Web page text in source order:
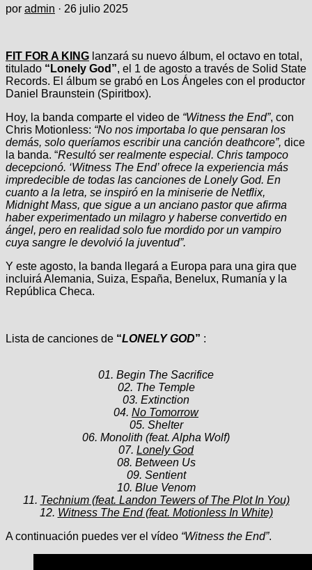
por admin · 26 julio 2025
FIT FOR A KING lanzará su nuevo álbum, el octavo en total,
titulado “Lonely God”, el 1 de agosto a través de Solid State
Records. El álbum se grabó en Los Ángeles con el productor
Daniel Braunstein (Spiritbox).
Hoy, la banda comparte el video de “Witness the End”, con
Chris Motionless: “No nos importaba lo que pensaran los
demás, solo queríamos escribir una canción deathcore”, dice
la banda. “Resultó ser realmente especial. Chris tampoco
decepcionó. ‘Witness The End’ ofrece la experiencia más
impredecible de todas las canciones de Lonely God. En
cuanto a la letra, se inspiró en la miniserie de Netflix,
Midnight Mass, que sigue a un anciano pastor que afirma
haber experimentado un milagro y haberse convertido en
ángel, pero en realidad solo fue mordido por un vampiro
cuya sangre le devolvió la juventud”.
Y este agosto, la banda llegará a Europa para una gira que
incluirá Alemania, Suiza, España, Benelux, Rumanía y la
República Checa.
Lista de canciones de “LONELY GOD” :
01. Begin The Sacrifice
02. The Temple
03. Extinction
04. No Tomorrow
05. Shelter
06. Monolith (feat. Alpha Wolf)
07. Lonely God
08. Between Us
09. Sentient
10. Blue Venom
11. Technium (feat. Landon Tewers of The Plot In You)
12. Witness The End (feat. Motionless In White)
A continuación puedes ver el vídeo “Witness the End”.